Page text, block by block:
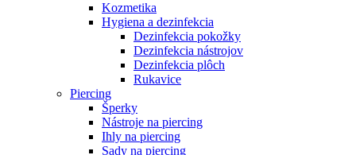
Kozmetika
Hygiena a dezinfekcia
Dezinfekcia pokožky
Dezinfekcia nástrojov
Dezinfekcia plôch
Rukavice
Piercing
Šperky
Nástroje na piercing
Ihly na piercing
Sady na piercing